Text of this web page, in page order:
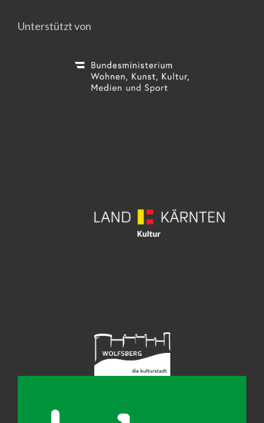
Unterstützt von